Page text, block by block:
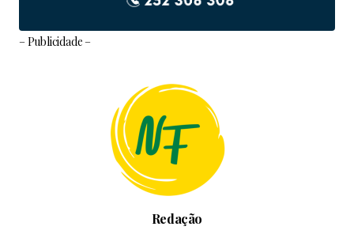
– Publicidade –
Redação